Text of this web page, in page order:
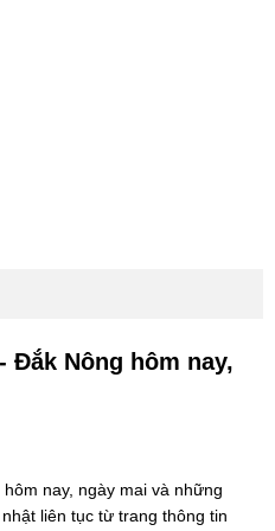
Đắk Nông hôm nay,
nay, ngày mai và những
liên tục từ trang thông tin